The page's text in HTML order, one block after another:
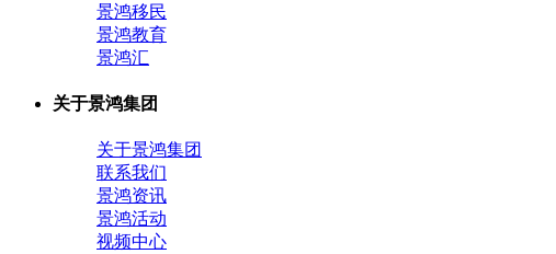
景鸿移民
景鸿教育
景鸿汇
关于景鸿集团
关于景鸿集团
联系我们
景鸿资讯
景鸿活动
视频中心